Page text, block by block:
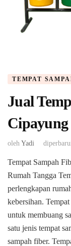
TEMPAT
Jual
oleh Yadi
Tempat Sampah
Rumah Tangga
perlengkapan
kebersihan.
untuk membuang
satu jenis tempat
sampah fiber.